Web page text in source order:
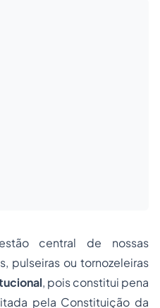
central de nossas
pulseiras ou tornozeleiras
, pois constitui pena
pela Constituição da